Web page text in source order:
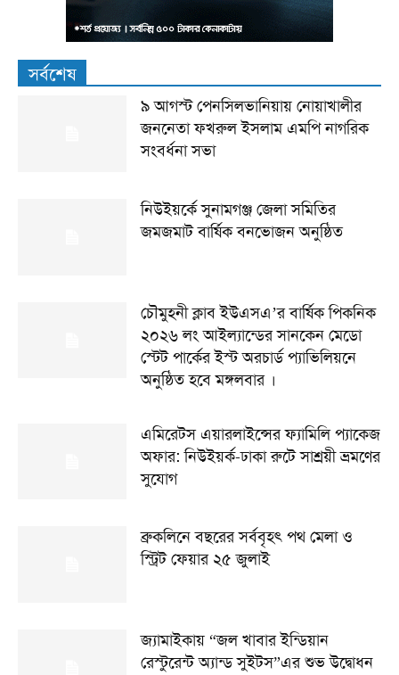
সর্বশেষ
৯ আগস্ট পেনসিলভানিয়ায় নোয়াখালীর
জননেতা ফখরুল ইসলাম এমপি নাগরিক
সংবর্ধনা সভা
নিউইয়র্কে সুনামগঞ্জ জেলা সমিতির
জমজমাট বার্ষিক বনভোজন অনুষ্ঠিত
চৌমুহনী ক্লাব ইউএসএ’র বার্ষিক পিকনিক
২০২৬ লং আইল্যান্ডের সানকেন মেডো
স্টেট পার্কের ইস্ট অরচার্ড প্যাভিলিয়নে
অনুষ্ঠিত হবে মঙ্গলবার ।
এমিরেটস এয়ারলাইন্সের ফ্যামিলি প্যাকেজ
অফার: নিউইয়র্ক-ঢাকা রুটে সাশ্রয়ী ভ্রমণের
সুযোগ
ব্রুকলিনে বছরের সর্ববৃহৎ পথ মেলা ও
স্ট্রিট ফেয়ার ২৫ জুলাই
জ্যামাইকায় “জল খাবার ইন্ডিয়ান
রেস্টুরেন্ট অ্যান্ড সুইটস”এর শুভ উদ্বোধন